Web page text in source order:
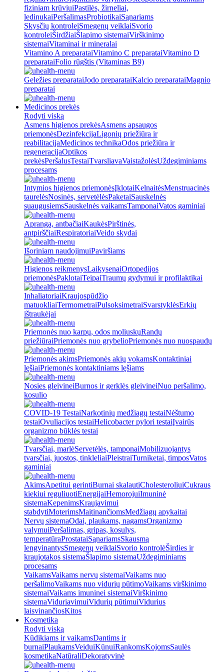
fiziniam krūviuiPastilės, žirneliai,
ledinukaiPeršalimasProbiotikaiSąnariams
Skysčių kontroleiSmegenų veiklaiSvorio
kontroleiŠirdžiaiŠlapimo sistemaiVirškinimo
sistemaiVitaminai ir mineralai
Vitamino A preparataiVitamino C preparataiVitamino D
preparataiFolio rūgštis (Vitaminas B9)
Geležies preparataiJodo preparataiKalcio preparataiMagnio
preparatai
Medicinos prekės
Rodyti viską
Asmens higienos prekėsAsmens apsaugos
priemonėsDezinfekcijaLigonių priežiūra ir
reabilitacijaMedicinos technikaOdos priežiūra ir
regeneracijaOptikos
prekėsPeršalusTestaiTvarsliavaVaistažolėsUždegiminiams
procesams
Intymios higienos priemonėsĮklotaiKelnaitėsMenstruacinės
taurelėsNosinės, servetėlėsPaketaiSauskelnės
suaugusiemsSauskelnės vaikamsTamponaiVatos gaminiai
Apranga, antbačiaiKaukėsPirštinės,
antpirščiaiRespiratoriaiVeido skydai
Išoriniam naudojimuiPaviršiams
Higienos reikmenysLaikysenaiOrtopedijos
priemonėsPaklotaiTeipaiTraumų gydymui ir profilaktikai
InhaliatoriaiKraujospūdžio
matuokliaiTermometraiPulsoksimetraiSvarstyklėsErkių
ištraukėjai
Priemonės nuo karpų, odos moliuskųRandų
priežiūraiPriemonės nuo grybelioPriemonės nuo nuospaudų
Priemonės akimsPriemonės akių vokamsKontaktiniai
lęšiaiPriemonės kontaktiniams lęšiams
Nosies gleivineiBurnos ir gerklės gleivineiNuo peršalimo,
kosulio
COVID-19 TestaiNarkotinių medžiagų testaiNėštumo
testaiOvuliacijos testaiHelicobacter pylori testaiĮvairūs
organizmo būklės testai
Tvarsčiai, marlėServetėlės, tamponaiMobilizuojantys
tvarsčiai, juostos, tinkleliaiPleistraiTurniketai, timposVatos
gaminiai
AkimsApetitui gerintiBurnai skalautiCholesteroliuiCukraus
kiekiui reguliuotiEnergijaiHemorojuiImuninė
sistemaKepenimsKraujavimui
stabdytiMoterimsMaitinančiomsMedžiagų apykaitai
Nervų sistemaOdai, plaukams, nagamsOrganizmo
valymuiPeršalimas, gripas, kosulys,
temperatūraProstataiSąnariamsSkausmą
lengvinantysSmegenų veiklaiSvorio kontrolėŠirdies ir
kraujotakos sistemaŠlapimo sistemaUždegiminiams
procesams
VaikamsVaikams nervų sistemaiVaikams nuo
peršalimoVaikams nuo vidurių pūtimoVaikams virškinimo
sistemaiVaikams imuninei sistemaiVirškinimo
sistemaViduriavimuiVidurių pūtimuiVidurius
laisvinančiosKitos
Kosmetika
Rodyti viską
Kūdikiams ir vaikamsDantims ir
burnaiPlaukamsVeiduiKūnuiRankomsKojomsSaulės
kosmetikaNatūraliDekoratyvinė